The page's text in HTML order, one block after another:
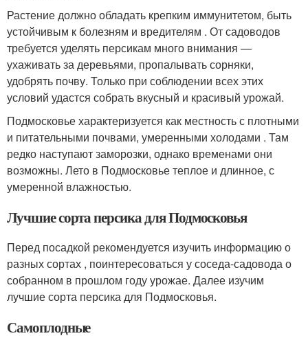
Растение должно обладать крепким иммунитетом, быть
устойчивым к болезням и вредителям . От садоводов
требуется уделять персикам много внимания —
ухаживать за деревьями, пропалывать сорняки,
удобрять почву. Только при соблюдении всех этих
условий удастся собрать вкусный и красивый урожай.
Подмосковье характеризуется как местность с плотными
и питательными почвами, умеренными холодами . Там
редко наступают заморозки, однако временами они
возможны. Лето в Подмосковье теплое и длинное, с
умеренной влажностью.
Лучшие сорта персика для Подмосковья
Перед посадкой рекомендуется изучить информацию о
разных сортах , поинтересоваться у соседа-садовода о
собранном в прошлом году урожае. Далее изучим
лучшие сорта персика для Подмосковья.
Самоплодные